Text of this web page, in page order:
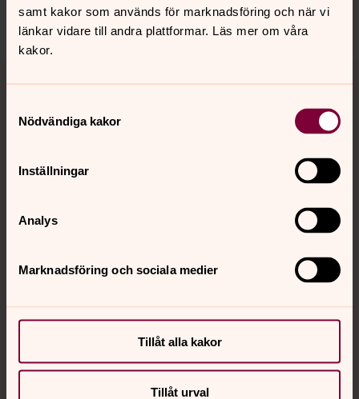
samt kakor som används för marknadsföring och när vi
länkar vidare till andra plattformar. Läs mer om våra
kakor.
Nödvändiga kakor
Inställningar
Analys
Marknadsföring och sociala medier
Tillåt alla kakor
Tillåt urval
Hitta snabbt
Sociala kanaler